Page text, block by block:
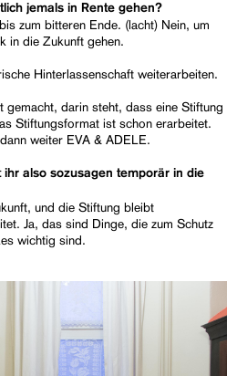
jemals in Rente gehen?
zum bitteren Ende. (lacht) Nein, um
in die Zukunft gehen.
Hinterlassenschaft weiterarbeiten.
gemacht, darin steht, dass eine Stiftung
Stiftungsformat ist schon erarbeitet.
weiter EVA & ADELE.
ihr also sozusagen temporär in die
und die Stiftung bleibt
Ja, das sind Dinge, die zum Schutz
wichtig sind.